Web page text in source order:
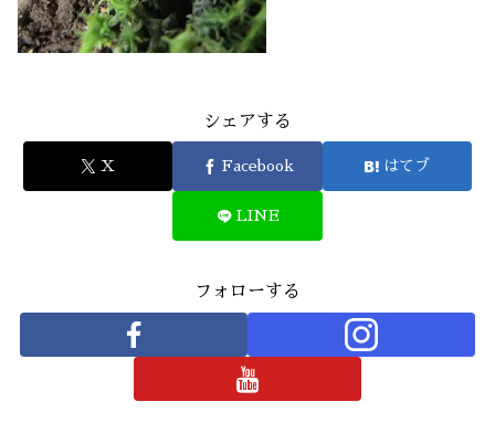
シェアする
X Facebook はてブ
LINE
フォローする